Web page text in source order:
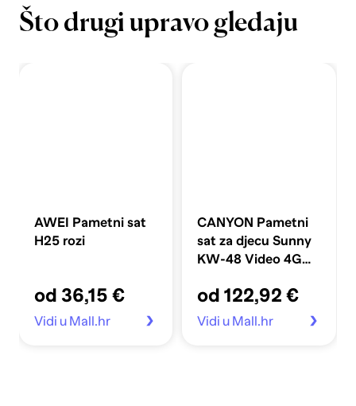
Što drugi upravo gledaju
AWEI Pametni sat
H25 rozi
od 36,15 €
Vidi u Mall.hr
CANYON Pametni
sat za djecu Sunny
KW-48 Video 4G
plavi CNE-KW48BL
od 122,92 €
Vidi u Mall.hr